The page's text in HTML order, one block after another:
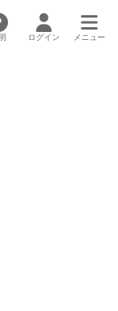
ログイン メニュー